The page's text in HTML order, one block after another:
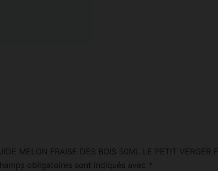
MELON FRAISE DES BOIS 50ML LE PETIT VERGER
obligatoires sont indiqués avec *